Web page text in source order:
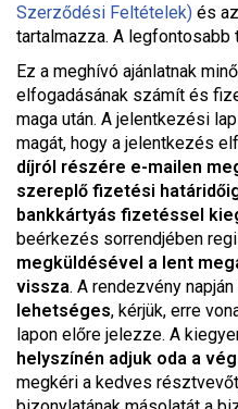
Szerződési Feltételek) és az
tartalmazza. A legfontosabb
Ez a meghívó ajánlatnak
elfogadásának számít és
maga után. A jelentkezési
magát, hogy a jelentkezés
díjról részére e-mailen
szereplő fizetési
bankkártyás fizetéssel
beérkezés sorrendjében
megküldésével a lent
vissza. A rendezvény napján
lehetséges, kérjük, erre
lapon előre jelezze. A
helyszínén adjuk oda a
megkéri a kedves